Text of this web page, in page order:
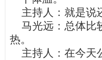
主持人：就是说
马光远：总体比
热。
主持人：在今天